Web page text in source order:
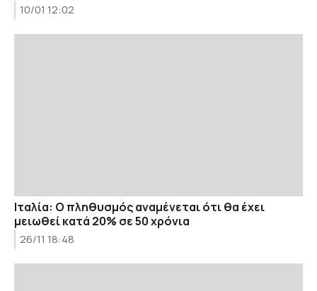
10/01 12:02
Ιταλία: Ο πληθυσμός αναμένεται ότι θα έχει
μειωθεί κατά 20% σε 50 χρόνια
26/11 18:48